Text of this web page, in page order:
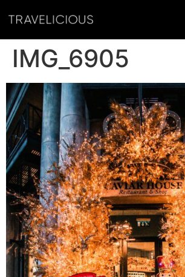
IMG_6905